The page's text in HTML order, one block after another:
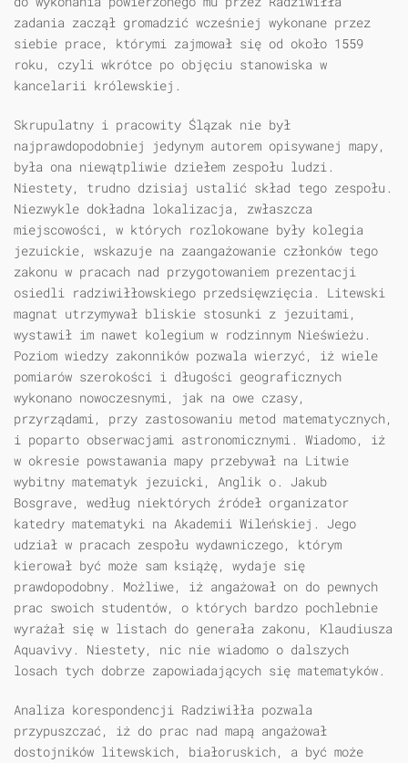
zadania zaczął gromadzić wcześniej wykonane przez
siebie prace, którymi zajmował się od około 1559
roku, czyli wkrótce po objęciu stanowiska w
kancelarii królewskiej.
Skrupulatny i pracowity Ślązak nie był
najprawdopodobniej jedynym autorem opisywanej mapy,
była ona niewątpliwie dziełem zespołu ludzi.
Niestety, trudno dzisiaj ustalić skład tego zespołu.
Niezwykle dokładna lokalizacja, zwłaszcza
miejscowości, w których rozlokowane były kolegia
jezuickie, wskazuje na zaangażowanie członków tego
zakonu w pracach nad przygotowaniem prezentacji
osiedli radziwiłłowskiego przedsięwzięcia. Litewski
magnat utrzymywał bliskie stosunki z jezuitami,
wystawił im nawet kolegium w rodzinnym Nieświeżu.
Poziom wiedzy zakonników pozwala wierzyć, iż wiele
pomiarów szerokości i długości geograficznych
wykonano nowoczesnymi, jak na owe czasy,
przyrządami, przy zastosowaniu metod matematycznych,
i poparto obserwacjami astronomicznymi. Wiadomo, iż
w okresie powstawania mapy przebywał na Litwie
wybitny matematyk jezuicki, Anglik o. Jakub
Bosgrave, według niektórych źródeł organizator
katedry matematyki na Akademii Wileńskiej. Jego
udział w pracach zespołu wydawniczego, którym
kierował być może sam książę, wydaje się
prawdopodobny. Możliwe, iż angażował on do pewnych
prac swoich studentów, o których bardzo pochlebnie
wyrażał się w listach do generała zakonu, Klaudiusza
Aquavivy. Niestety, nic nie wiadomo o dalszych
losach tych dobrze zapowiadających się matematyków.
Analiza korespondencji Radziwiłła pozwala
przypuszczać, iż do prac nad mapą angażował
dostojników litewskich, białoruskich, a być może